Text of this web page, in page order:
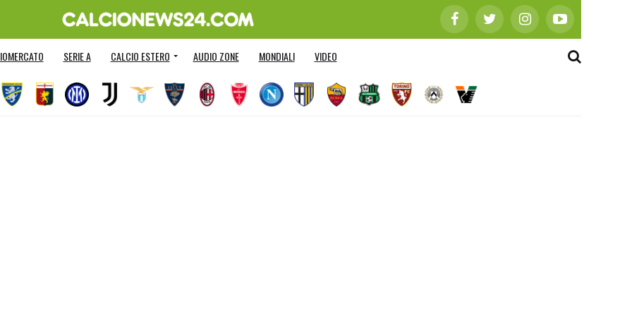
SERIE A CALCIO ESTERO AUDIO ZONE MONDIALI VIDEO